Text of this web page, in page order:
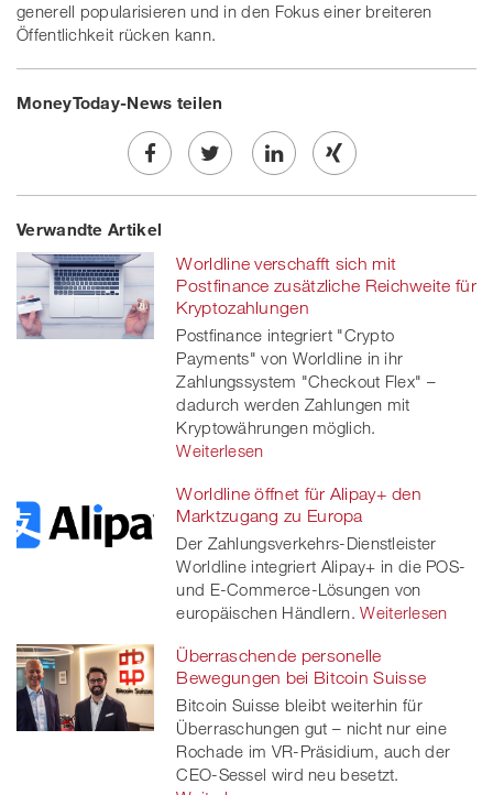
generell popularisieren und in den Fokus einer breiteren
Öffentlichkeit rücken kann.
MoneyToday-News teilen
Share
on
Facebook
Twe
on
twitt
er
Share
linkedin
Share
Xing
Verwandte Artikel
Worldline verschafft sich mit
Postfinance zusätzliche Reichweite für
Kryptozahlungen
Postfinance integriert "Crypto
Payments" von Worldline in ihr
Zahlungssystem "Checkout Flex" –
dadurch werden Zahlungen mit
Kryptowährungen möglich.
Weiterlesen
Worldline öffnet für Alipay+ den
Marktzugang zu Europa
Der Zahlungsverkehrs-Dienstleister
Worldline integriert Alipay+ in die POS-
und E-Commerce-Lösungen von
europäischen Händlern. Weiterlesen
Überraschende personelle
Bewegungen bei Bitcoin Suisse
Bitcoin Suisse bleibt weiterhin für
Überraschungen gut – nicht nur eine
Rochade im VR-Präsidium, auch der
CEO-Sessel wird neu besetzt.